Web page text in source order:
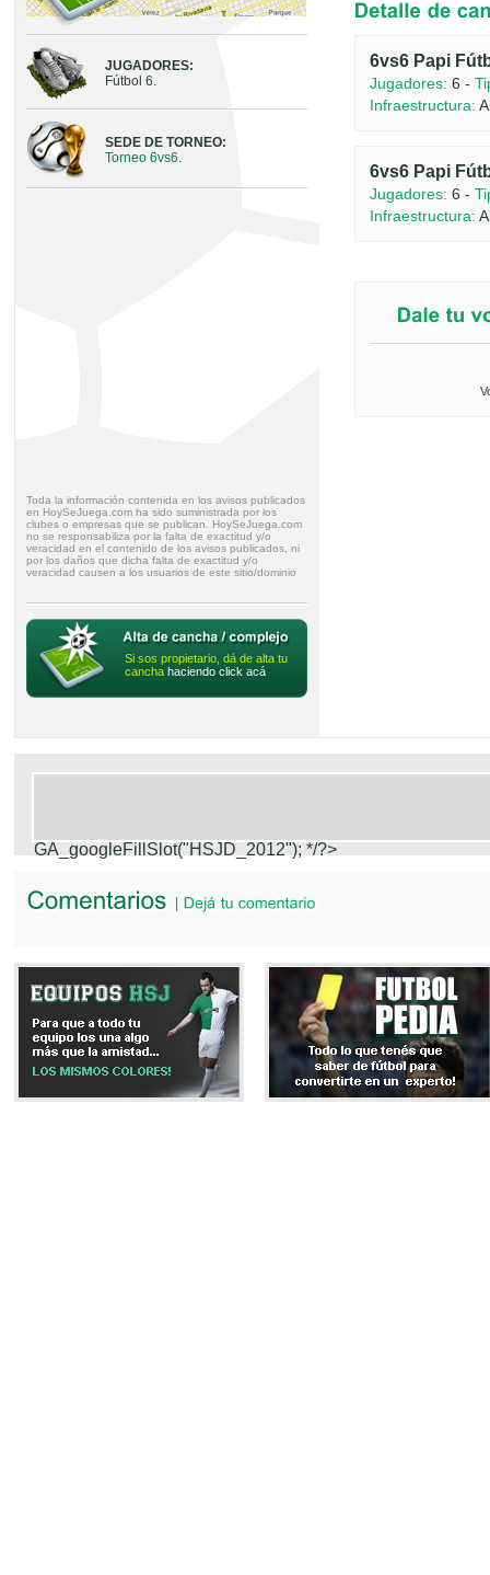
JUGADORES:
Fútbol 6.
SEDE DE TORNEO:
Torneo 6vs6.
Toda la información contenida en los avisos publicados
en HoySeJuega.com ha sido suministrada por los
clubes o empresas que se publican. HoySeJuega.com
no se responsabiliza por la falta de exactitud y/o
veracidad en el contenido de los avisos publicados, ni
por los daños que dicha falta de exactitud y/o
veracidad causen a los usuarios de este sitio/dominio
Si sos propietario, dá de alta tu
cancha haciendo click acá
6vs6 Papi
Jugadores: 6 -
Infraestructura:
6vs6 Papi
Jugadores: 6 -
Infraestructura:
GA_googleFillSlot("HSJD_2012"); */?>